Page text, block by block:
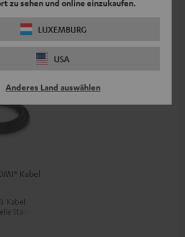
zu sehen und online einzukaufen.
LUXEMBURG
USA
Anderes Land auswählen
Zubehör
Kabel
Kabel
Standards